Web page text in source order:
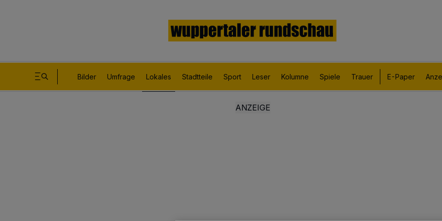
Bilder Umfrage Lokales Stadtteile Sport Leser Kolumne Spiele Trauer E-Paper